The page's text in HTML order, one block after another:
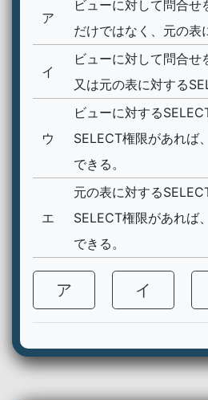
ア
ビューに対して問合
だけではなく、元の表
イ
ビューに対して問合
又は元の表に対する
ウ
ビューに対する
SELECT権限があれば
できる。
エ
元の表に対する
SELECT権限があれば
できる。
ア イ